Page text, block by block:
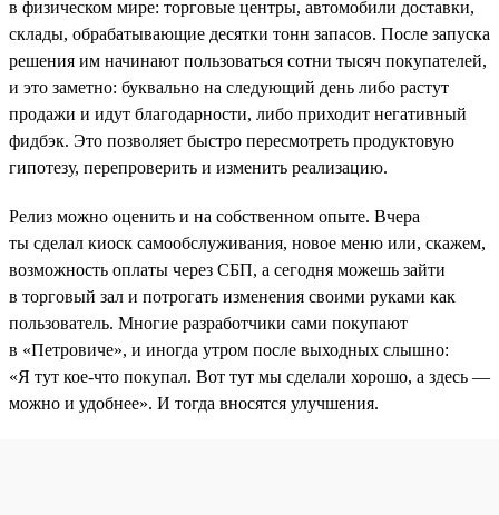
в физическом мире: торговые центры, автомобили доставки,
склады, обрабатывающие десятки тонн запасов. После запуска
решения им начинают пользоваться сотни тысяч покупателей,
и это заметно: буквально на следующий день либо растут
продажи и идут благодарности, либо приходит негативный
фидбэк. Это позволяет быстро пересмотреть продуктовую
гипотезу, перепроверить и изменить реализацию.
Релиз можно оценить и на собственном опыте. Вчера
ты сделал киоск самообслуживания, новое меню или, скажем,
возможность оплаты через СБП, а сегодня можешь зайти
в торговый зал и потрогать изменения своими руками как
пользователь. Многие разработчики сами покупают
в «Петровиче», и иногда утром после выходных слышно:
«Я тут кое-что покупал. Вот тут мы сделали хорошо, а здесь —
можно и удобнее». И тогда вносятся улучшения.